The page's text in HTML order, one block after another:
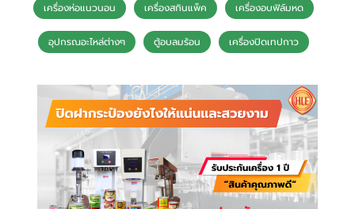
เครื่องห่อแนวนอน เครื่องสกินแพ็ค เครื่องอบฟิล์มหด
อุปกรณอะไหล่ต่างๆ ตู้อบลมร้อน เครื่องปิดเทปกาว